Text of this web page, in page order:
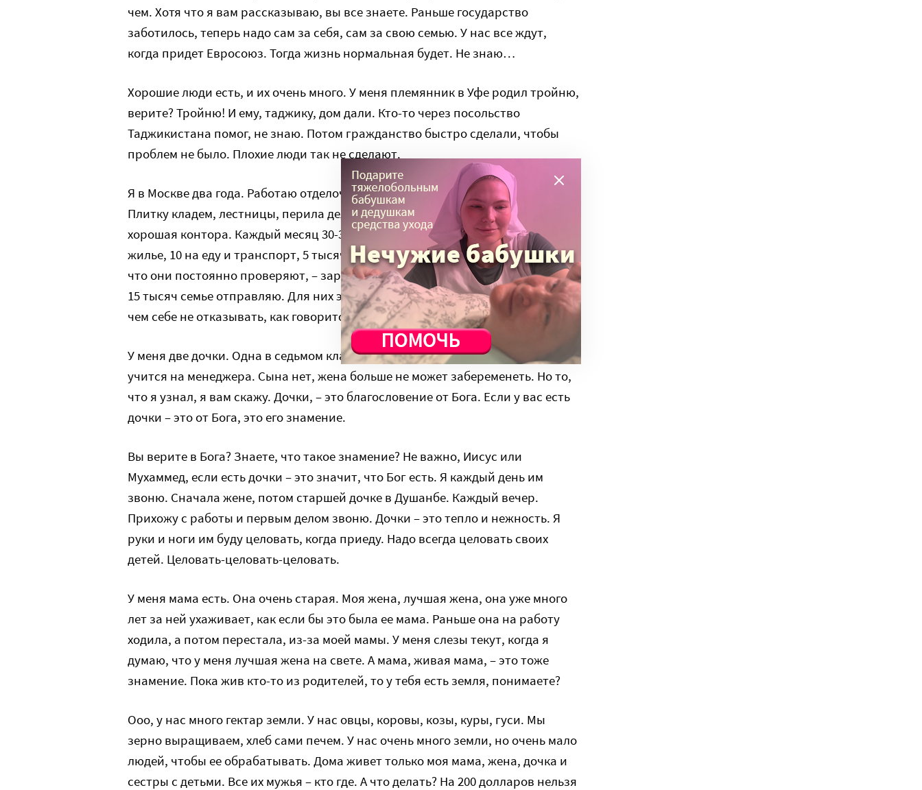
чем. Хотя что я вам рассказываю, вы все знаете. Раньше государство
заботилось, теперь надо сам за себя, сам за свою семью. У нас все ждут,
когда придет Евросоюз. Тогда жизнь нормальная будет. Не знаю…
Хорошие люди есть, и их очень много. У меня племянник в Уфе родил тройню,
верите? Тройню! И ему, таджику, дом дали. Кто-то через посольство
Таджикистана помог, не знаю. Потом гражданство быстро сделали, чтобы
проблем не было. Плохие люди так не сделают.
Я в Москве два года. Работаю отделочником в новом жилом комплексе.
Плитку кладем, лестницы, перила делаем, стены. Платят очень хорошо,
хорошая контора. Каждый месяц 30-35 тысяч и без задержек. Я 5 плачу за
жилье, 10 на еду и транспорт, 5 тысяч полиции уходит обязательно, потому
что они постоянно проверяют, – зарабатывают, понимаете? Обычно около
15 тысяч семье отправляю. Для них это большие деньги, чтобы жить и ни в
чем себе не отказывать, как говорится.
У меня две дочки. Одна в седьмом классе, другая в институте, в Душанбе,
учится на менеджера. Сына нет, жена больше не может забеременеть. Но то,
что я узнал, я вам скажу. Дочки, – это благословение от Бога. Если у вас есть
дочки – это от Бога, это его знамение.
Вы верите в Бога? Знаете, что такое знамение? Не важно, Иисус или
Мухаммед, если есть дочки – это значит, что Бог есть. Я каждый день им
звоню. Сначала жене, потом старшей дочке в Душанбе. Каждый вечер.
Прихожу с работы и первым делом звоню. Дочки – это тепло и нежность. Я
руки и ноги им буду целовать, когда приеду. Надо всегда целовать своих
детей. Целовать-целовать-целовать.
У меня мама есть. Она очень старая. Моя жена, лучшая жена, она уже много
лет за ней ухаживает, как если бы это была ее мама. Раньше она на работу
ходила, а потом перестала, из-за моей мамы. У меня слезы текут, когда я
думаю, что у меня лучшая жена на свете. А мама, живая мама, – это тоже
знамение. Пока жив кто-то из родителей, то у тебя есть земля, понимаете?
Ооо, у нас много гектар земли. У нас овцы, коровы, козы, куры, гуси. Мы
зерно выращиваем, хлеб сами печем. У нас очень много земли, но очень мало
людей, чтобы ее обрабатывать. Дома живет только моя мама, жена, дочка и
сестры с детьми. Все их мужья – кто где. А что делать? На 200 долларов нельзя